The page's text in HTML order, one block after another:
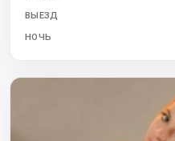
ВЫЕЗД
НОЧЬ